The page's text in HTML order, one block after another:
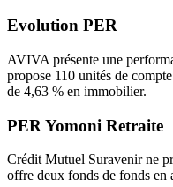
Evolution PER
AVIVA présente une
propose 110 unités de
de 4,63 % en immobilier.
PER Yomoni Retraite
Crédit Mutuel Suravenir ne
offre deux fonds de fonds en